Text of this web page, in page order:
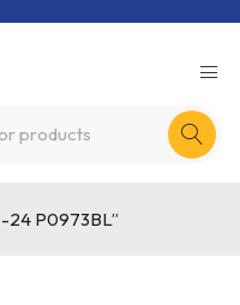
24 P0973BL”